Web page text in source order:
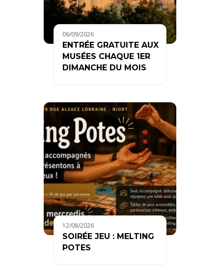
06/09/2026
ENTRÉE GRATUITE AUX
MUSÉES CHAQUE 1ER
DIMANCHE DU MOIS
12/08/2026
SOIRÉE JEU : MELTING
POTES